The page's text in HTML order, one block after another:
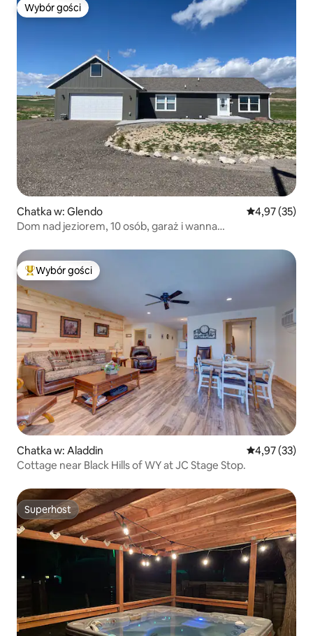
Wybór gości
Wybór gości
Chatka w: Glendo Średnia
4,97 (35)
Dom nad jeziorem, 10 osób, garaż i wanna
Najpopularniejsze z kategorii Wybór gości
Wybór gości
Chatka w: Aladdin Średnia
4,97 (33)
Cottage near Black Hills of WY at JC Stage Stop.
Superhost
Superhost